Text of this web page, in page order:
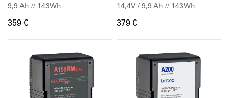
9,9 Ah // 143Wh
359 €
14,4V / 9,9 Ah // 143Wh
379 €